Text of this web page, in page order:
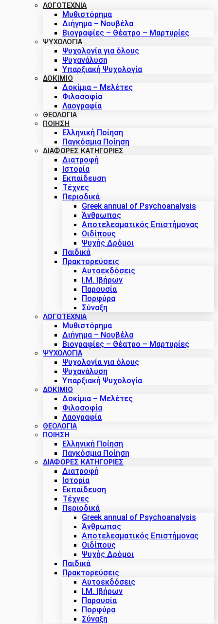
ΛΟΓΟΤΕΧΝΙΑ
Μυθιστόρημα
Διήγημα – Νουβέλα
Βιογραφίες – Θέατρο – Μαρτυρίες
ΨΥΧΟΛΟΓΙΑ
Ψυχολογία για όλους
Ψυχανάλυση
Υπαρξιακή Ψυχολογία
ΔΟΚΊΜΙΟ
Δοκίμια – Μελέτες
Φιλοσοφία
Λαογραφία
ΘΕΟΛΟΓΙΑ
ΠΟΙΗΣΗ
Ελληνική Ποίηση
Παγκόσμια Ποίηση
ΔΙΑΦΟΡΕΣ ΚΑΤΗΓΟΡΙΕΣ
Διατροφή
Ιστορία
Εκπαίδευση
Τέχνες
Περιοδικά
Greek annual of Psychoanalysis
Άνθρωπος
Αποτελεσματικός Επιστήμονας
Οιδίπους
Ψυχής Δρόμοι
Παιδικά
Πρακτoρεύσεις
Αυτοεκδόσεις
Ι.Μ. Ιβήρων
Παρουσία
Πορφύρα
Σύναξη
ΛΟΓΟΤΕΧΝΙΑ
Μυθιστόρημα
Διήγημα – Νουβέλα
Βιογραφίες – Θέατρο – Μαρτυρίες
ΨΥΧΟΛΟΓΙΑ
Ψυχολογία για όλους
Ψυχανάλυση
Υπαρξιακή Ψυχολογία
ΔΟΚΊΜΙΟ
Δοκίμια – Μελέτες
Φιλοσοφία
Λαογραφία
ΘΕΟΛΟΓΙΑ
ΠΟΙΗΣΗ
Ελληνική Ποίηση
Παγκόσμια Ποίηση
ΔΙΑΦΟΡΕΣ ΚΑΤΗΓΟΡΙΕΣ
Διατροφή
Ιστορία
Εκπαίδευση
Τέχνες
Περιοδικά
Greek annual of Psychoanalysis
Άνθρωπος
Αποτελεσματικός Επιστήμονας
Οιδίπους
Ψυχής Δρόμοι
Παιδικά
Πρακτoρεύσεις
Αυτοεκδόσεις
Ι.Μ. Ιβήρων
Παρουσία
Πορφύρα
Σύναξη